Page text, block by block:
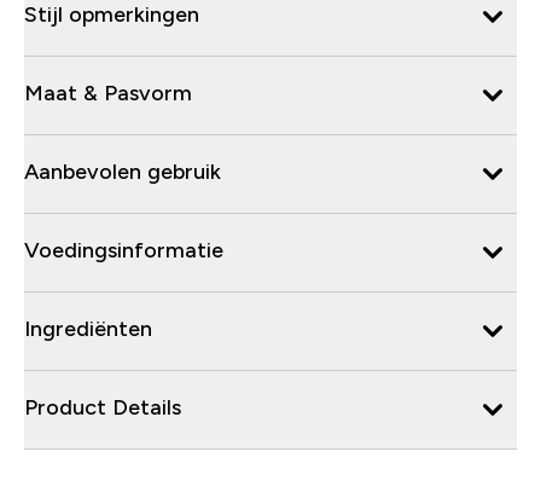
Stijl opmerkingen
Maat & Pasvorm
Aanbevolen gebruik
Voedingsinformatie
Ingrediënten
Product Details